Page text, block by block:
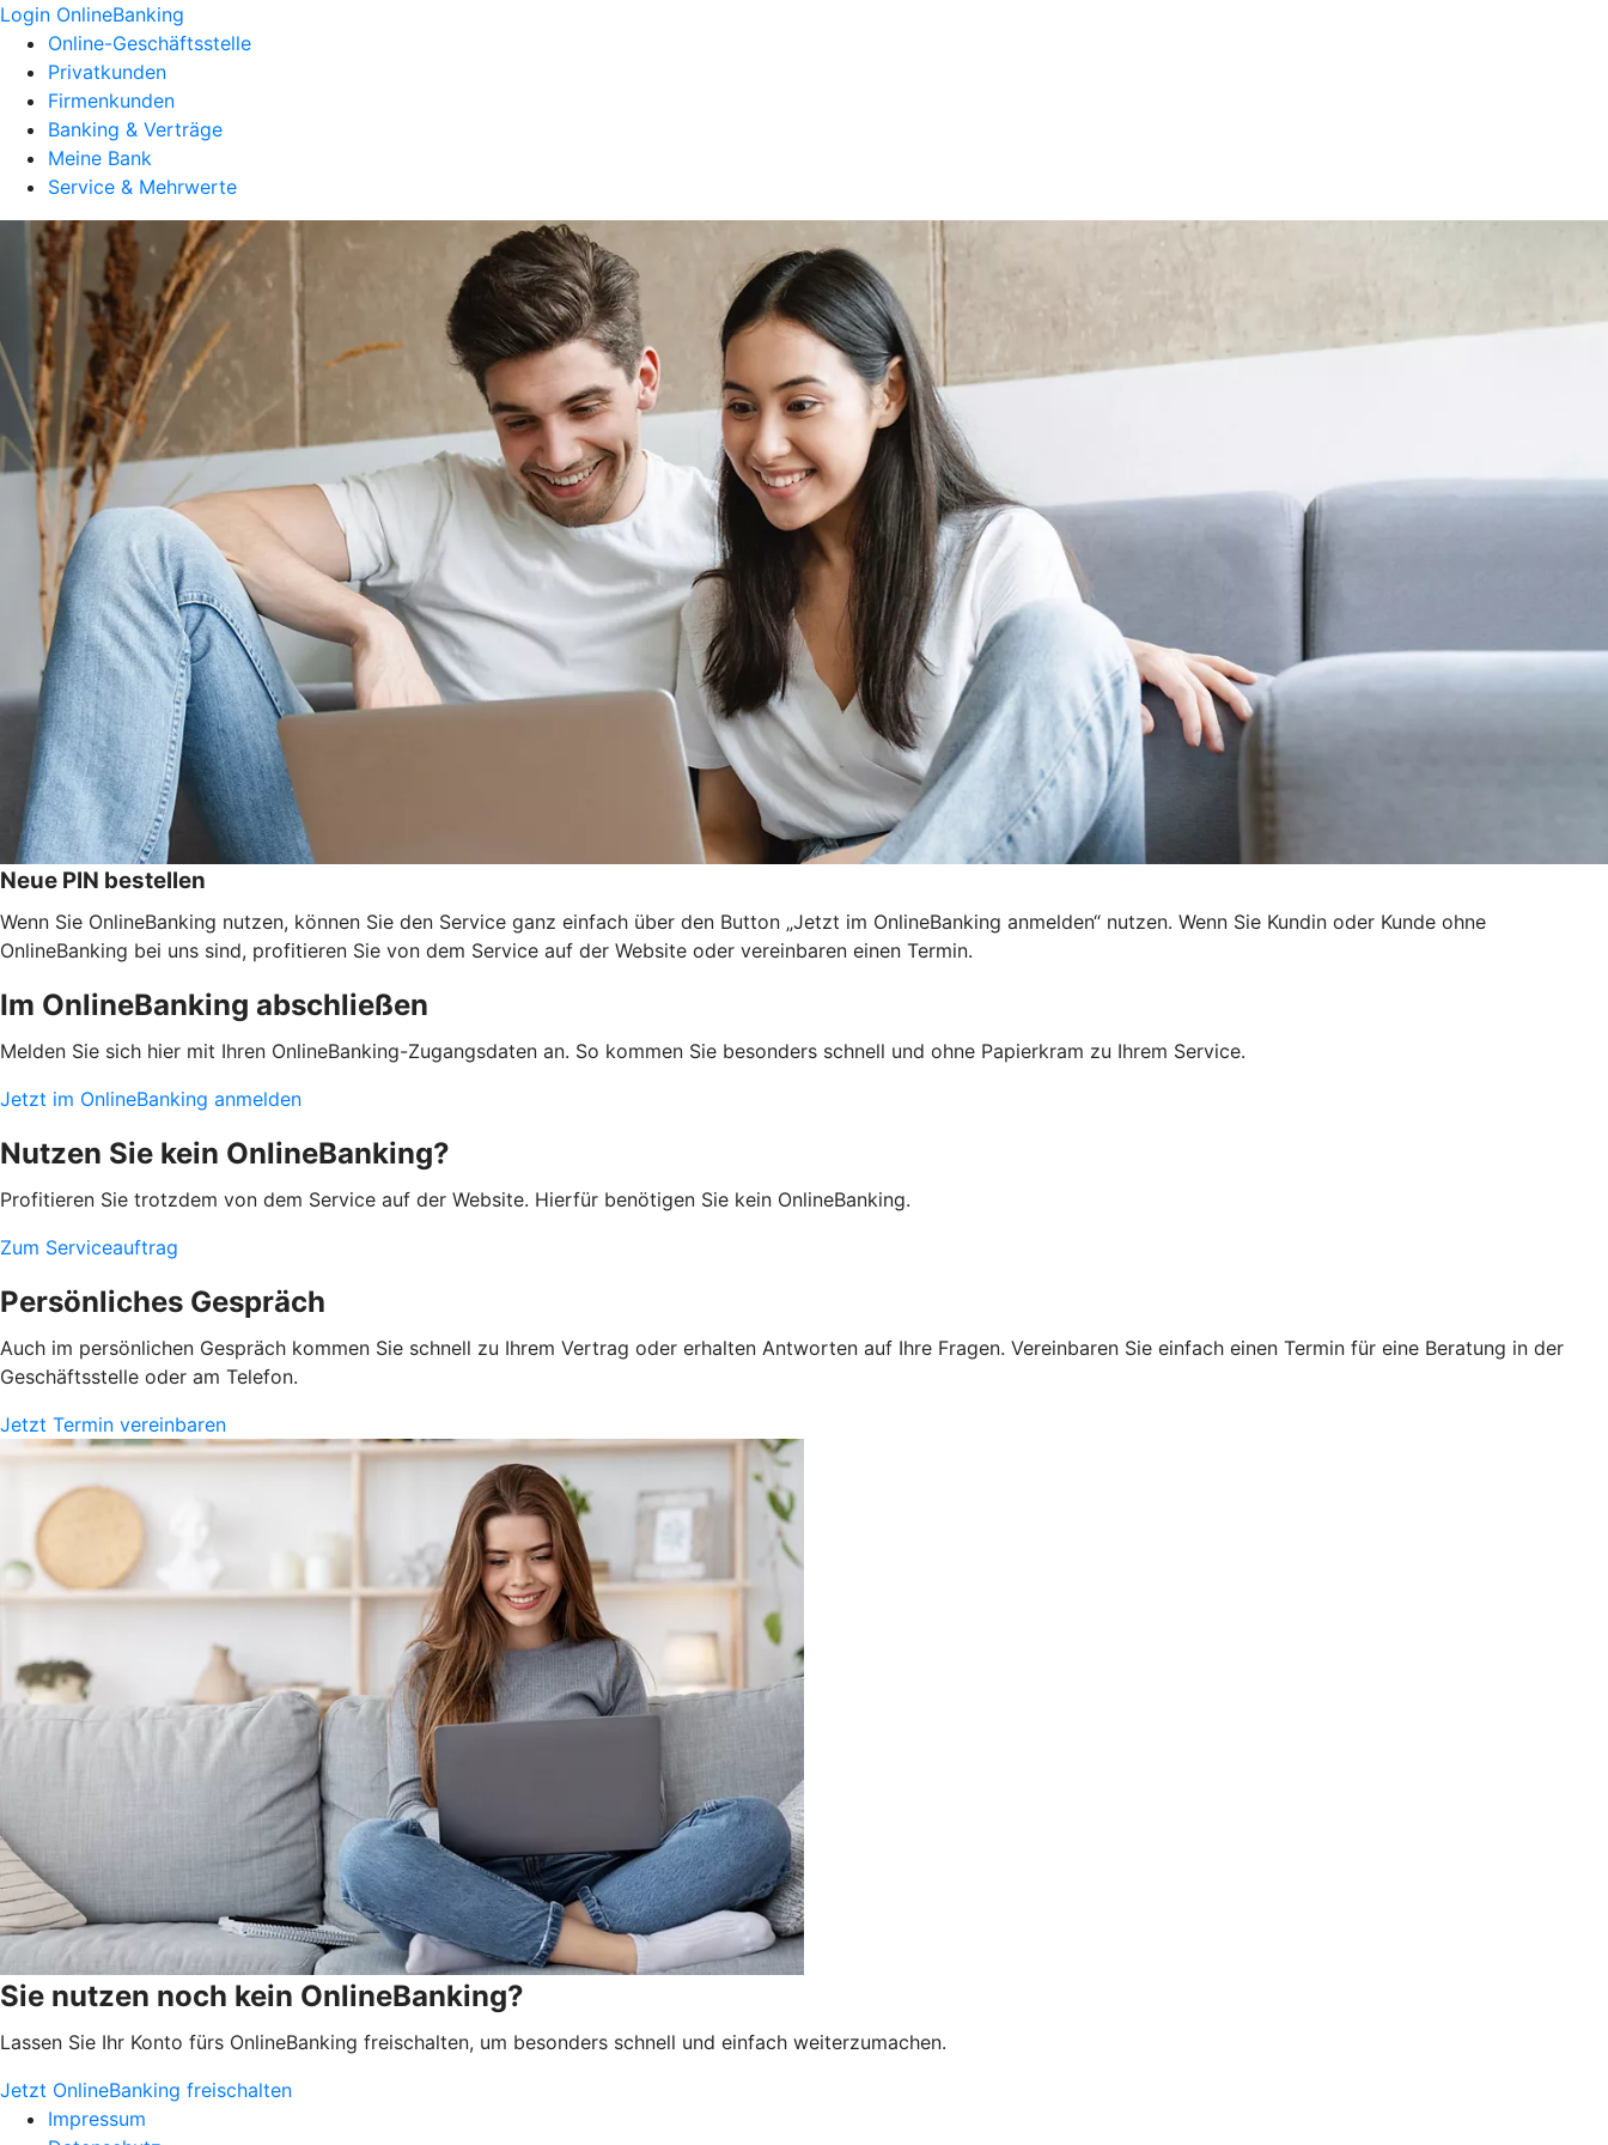
Login OnlineBanking
Online-Geschäftsstelle
Privatkunden
Firmenkunden
Banking & Verträge
Meine Bank
Service & Mehrwerte
Neue PIN bestellen
Wenn Sie OnlineBanking nutzen, können Sie den Service ganz einfach über den Button „Jetzt im OnlineBanking anmelden“ nutzen. Wenn Sie Kundin oder Kunde ohne
OnlineBanking bei uns sind, profitieren Sie von dem Service auf der Website oder vereinbaren einen Termin.
Im OnlineBanking abschließen
Melden Sie sich hier mit Ihren OnlineBanking-Zugangsdaten an. So kommen Sie besonders schnell und ohne Papierkram zu Ihrem Service.
Jetzt im OnlineBanking anmelden
Nutzen Sie kein OnlineBanking?
Profitieren Sie trotzdem von dem Service auf der Website. Hierfür benötigen Sie kein OnlineBanking.
Zum Serviceauftrag
Persönliches Gespräch
Auch im persönlichen Gespräch kommen Sie schnell zu Ihrem Vertrag oder erhalten Antworten auf Ihre Fragen. Vereinbaren Sie einfach einen Termin für eine Beratung in der
Geschäftsstelle oder am Telefon.
Jetzt Termin vereinbaren
Sie nutzen noch kein OnlineBanking?
Lassen Sie Ihr Konto fürs OnlineBanking freischalten, um besonders schnell und einfach weiterzumachen.
Jetzt OnlineBanking freischalten
Impressum